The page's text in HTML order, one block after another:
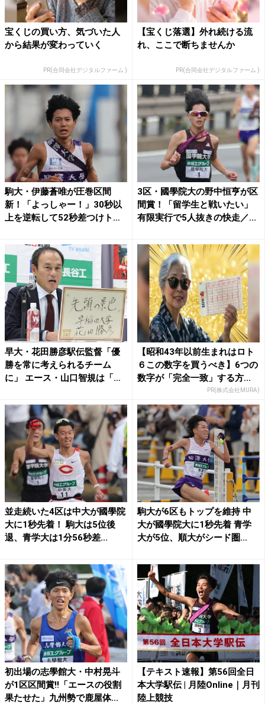
宝くじの買い方、気づいた人
から結果が変わっていく
PR(合同会社デジタルファーム )
【宝くじ落選】外れ続ける流
れ、ここで断ちませんか
PR(合同会社デジタルファーム )
駒大・伊藤蒼唯が圧巻区間
新！「よっしゃー！」30秒以
上を逆転して52秒差つけト
3区・國學院大の野中恒亨が区
間賞！「留学生と戦いたい」
有限実行で5人抜きの快走／...
早大・花田勝彦駅伝監督「優
勝を常に考えられるチーム
に」 エース・山口智規は「調
【昭和43年以前生まれはロト
６この数字を買うべき】6つの
数字が「完全一致」する方...
PR(株式会社MURA)
並走続いた4区は中大が國學院
大に1秒先着！ 駒大は5位後
退、青学大は1分56秒差...
駒大が6区もトップを維持 中
大が國學院大に1秒先着 青学
大が5位、順大がシード圏...
初出場の志學館大・中村晃斗
が1区区間賞!!「エースの役割
果たせた」九州勢で鹿屋体...
【テキスト速報】第56回全日
本大学駅伝 | 月陸Online｜月刊
陸上競技